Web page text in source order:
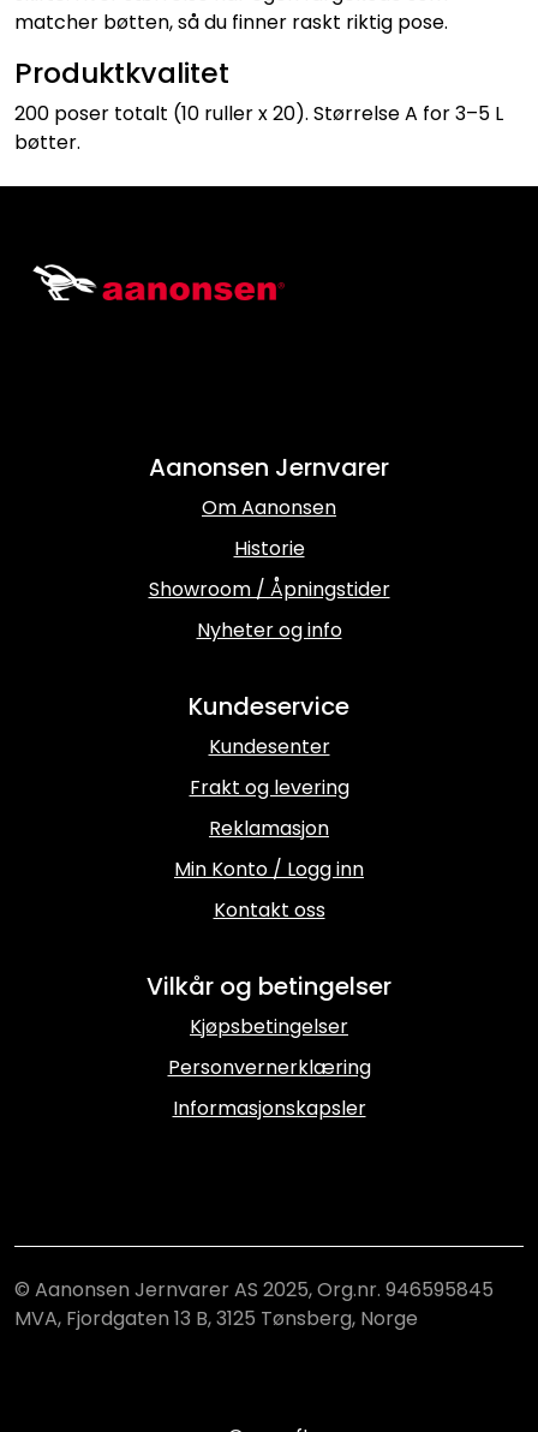
matcher bøtten, så du finner raskt riktig pose.
Produktkvalitet
200 poser totalt (10 ruller x 20). Størrelse A for 3–5 L
bøtter.
Aanonsen Jernvarer
Om Aanonsen
Historie
Showroom / Åpningstider
Nyheter og info
Kundeservice
Kundesenter
Frakt og levering
Reklamasjon
Min Konto / Logg inn
Kontakt oss
Vilkår og betingelser
Kjøpsbetingelser
Personvernerklæring
Informasjonskapsler
© Aanonsen Jernvarer AS 2025, Org.nr. 946595845
MVA, Fjordgaten 13 B, 3125 Tønsberg, Norge